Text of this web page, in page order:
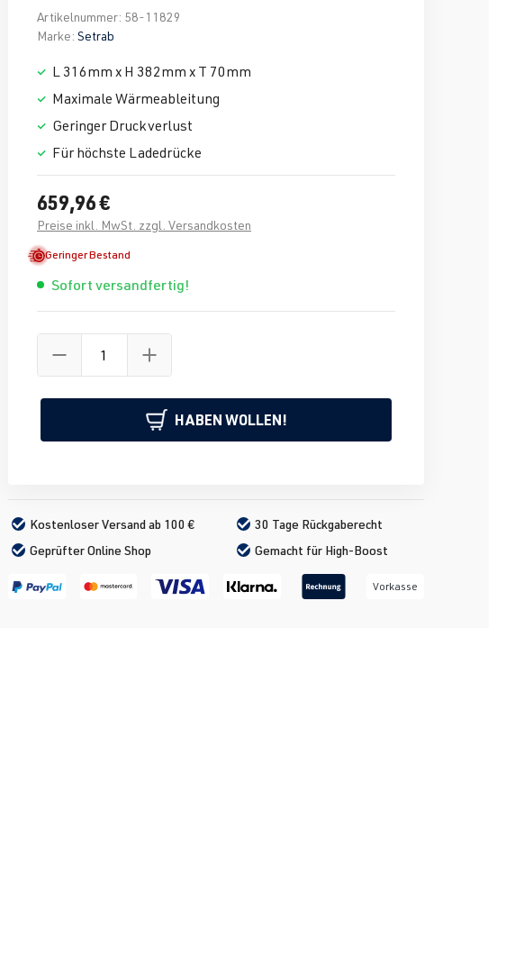
Artikelnummer: 58-11829
Marke: Setrab
L 316mm x H 382mm x T 70mm
Maximale Wärmeableitung
Geringer Druckverlust
Für höchste Ladedrücke
659,96 €
Preise inkl. MwSt. zzgl. Versandkosten
Geringer Bestand
Sofort versandfertig!
HABEN WOLLEN!
Kostenloser Versand ab 100 €
30 Tage Rückgaberecht
Geprüfter Online Shop
Gemacht für High-Boost
Vorkasse